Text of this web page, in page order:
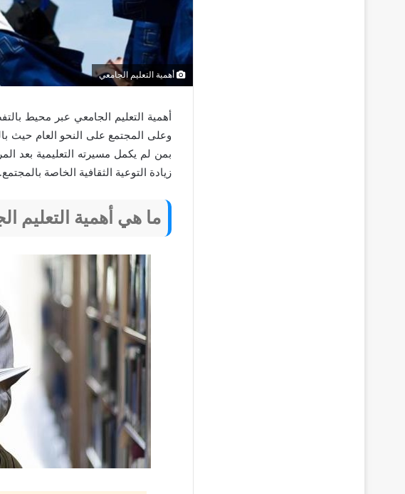
أهمية التعليم الجامعي
أهمية التعليم الجامعي عبر محيط
وعلى المجتمع على النحو العام حيث
بمن لم يكمل مسيرته التعليمية بعد
زيادة التوعية الثقافية الخاصة بالمجتمع.
ما هي أهمية التعليم